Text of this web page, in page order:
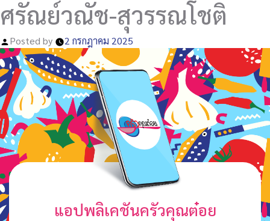
ศรัณย์วณัช-สุวรรณโชติ
Posted by 2 กรกฎาคม 2025
แอปพลิเคชันครัวคุณต๋อย